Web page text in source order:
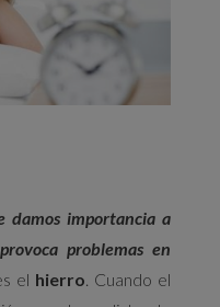
damos importancia a
problemas en
el hierro. Cuando el